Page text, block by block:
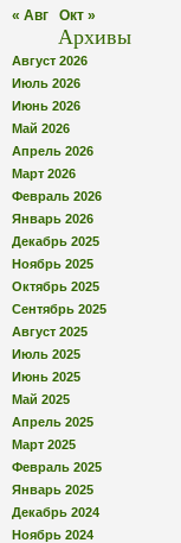
« Авг Окт »
Архивы
Август 2026
Июль 2026
Июнь 2026
Май 2026
Апрель 2026
Март 2026
Февраль 2026
Январь 2026
Декабрь 2025
Ноябрь 2025
Октябрь 2025
Сентябрь 2025
Август 2025
Июль 2025
Июнь 2025
Май 2025
Апрель 2025
Март 2025
Февраль 2025
Январь 2025
Декабрь 2024
Ноябрь 2024